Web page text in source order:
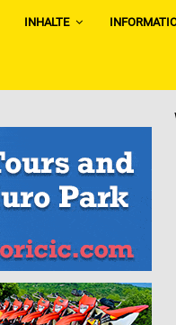
INHALTE